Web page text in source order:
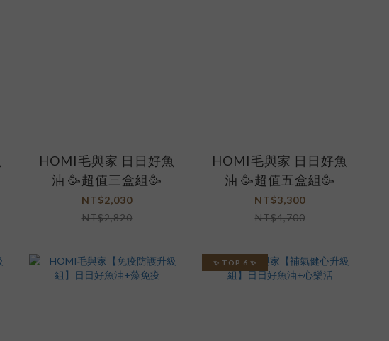
HOMI毛與家 日日好魚
油 🥳超值三盒組🥳
NT$2,030
NT$2,820
HOMI毛與家 日日好魚
油 🥳超值五盒組🥳
NT$3,300
NT$4,700
✨ TOP 6 ✨